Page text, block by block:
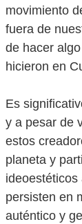
movimiento
fuera de
de hacer
hicieron en
Es
y a pesar de
estos
planeta y
persisten en
auténtico y